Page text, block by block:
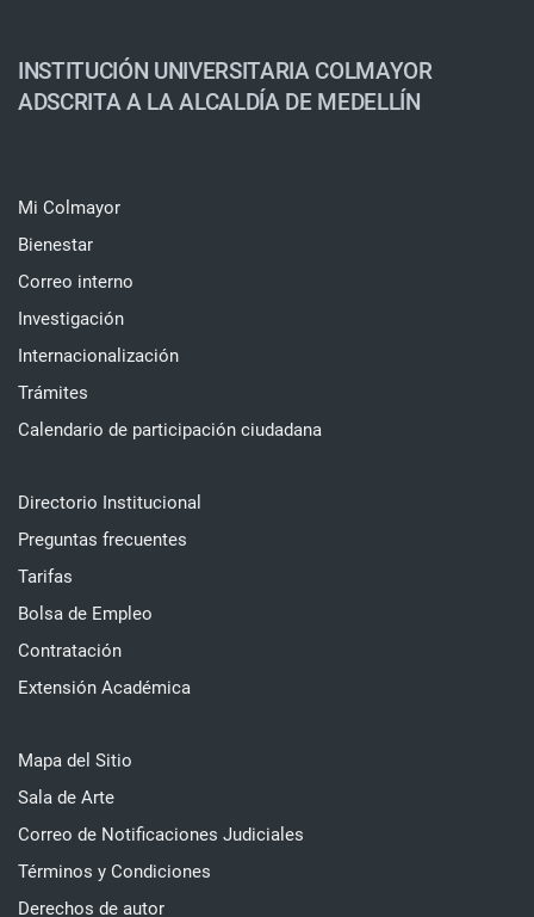
INSTITUCIÓN UNIVERSITARIA COLMAYOR
ADSCRITA A LA ALCALDÍA DE MEDELLÍN
Mi Colmayor
Bienestar
Correo interno
Investigación
Internacionalización
Trámites
Calendario de participación ciudadana
Directorio Institucional
Preguntas frecuentes
Tarifas
Bolsa de Empleo
Contratación
Extensión Académica
Mapa del Sitio
Sala de Arte
Correo de Notificaciones Judiciales
Términos y Condiciones
Derechos de autor